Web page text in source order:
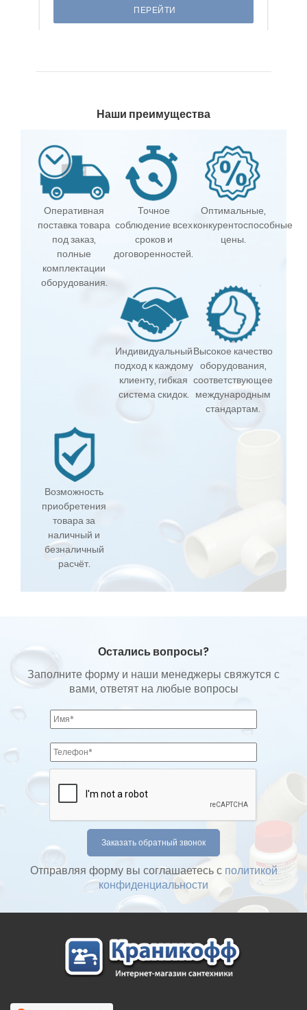
ПЕРЕЙТИ
Наши преимущества
Оперативная
поставка товара
под заказ,
полные
комплектации
оборудования.
Точное
соблюдение всех
сроков и
договоренностей.
Оптимальные,
конкурентоспособные
цены.
Индивидуальный
подход к каждому
клиенту, гибкая
система скидок.
Высокое качество
оборудования,
соответствующее
международным
стандартам.
Возможность
приобретения
товара за
наличный и
безналичный
расчёт.
Остались вопросы?
Заполните форму и наши менеджеры свяжутся с
вами, ответят на любые вопросы
Отправляя форму вы соглашаетесь с политикой
конфиденциальности